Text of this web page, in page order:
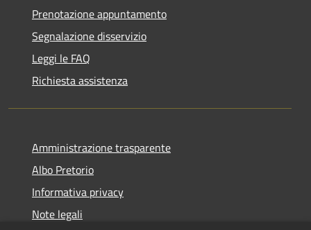
Prenotazione appuntamento
Segnalazione disservizio
Leggi le FAQ
Richiesta assistenza
Amministrazione trasparente
Albo Pretorio
Informativa privacy
Note legali